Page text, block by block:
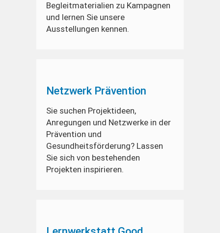
Begleitmaterialien zu Kampagnen
und lernen Sie unsere
Ausstellungen kennen.
Netzwerk Prävention
Sie suchen Projektideen,
Anregungen und Netzwerke in der
Prävention und
Gesundheitsförderung? Lassen
Sie sich von bestehenden
Projekten inspirieren.